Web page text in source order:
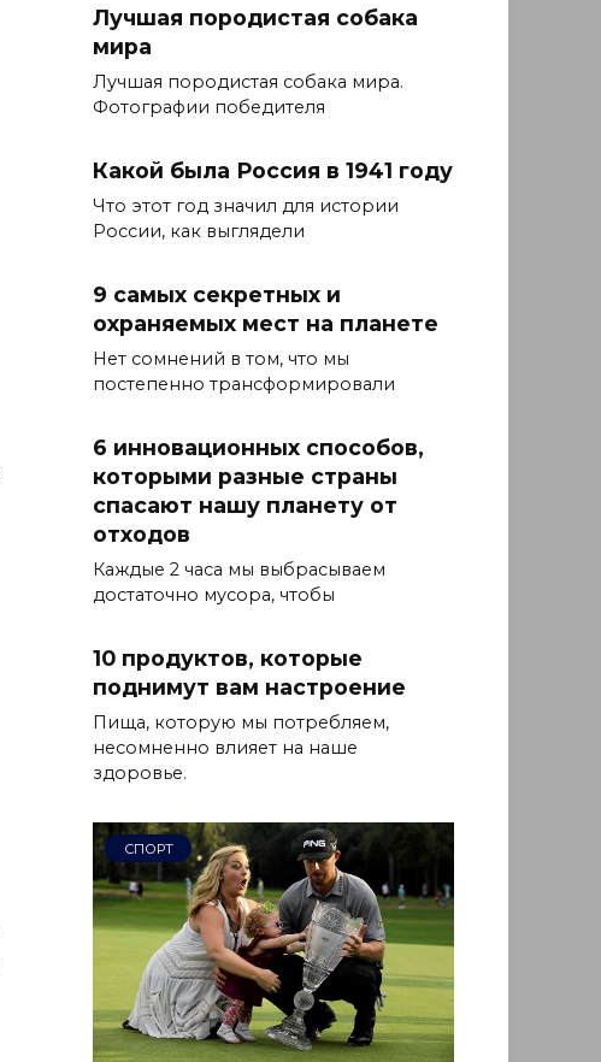
Лучшая породистая собака
мира
Лучшая породистая собака мира.
Фотографии победителя
Какой была Россия в 1941 году
Что этот год значил для истории
России, как выглядели
9 самых секретных и
охраняемых мест на планете
Нет сомнений в том, что мы
постепенно трансформировали
6 инновационных способов,
которыми разные страны
спасают нашу планету от
отходов
Каждые 2 часа мы выбрасываем
достаточно мусора, чтобы
10 продуктов, которые
поднимут вам настроение
Пища, которую мы потребляем,
несомненно влияет на наше
здоровье.
СПОРТ